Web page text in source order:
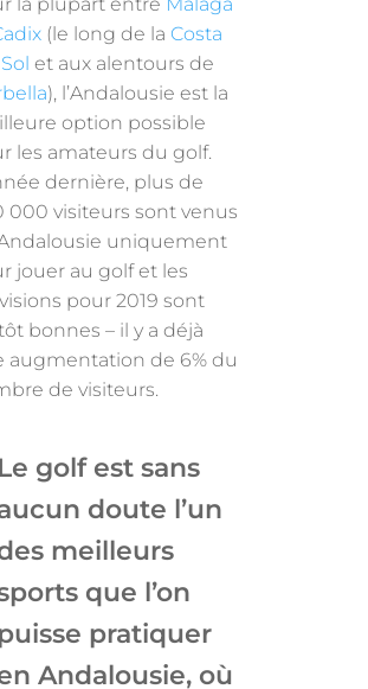
(le long de la Costa
et aux alentours de
), l’Andalousie est la
option possible
les amateurs du golf.
dernière, plus de
000 visiteurs sont venus
uniquement
jouer au golf et les
pour 2019 sont
bonnes – il y a déjà
augmentation de 6% du
de visiteurs.
Le golf est sans
doute l’un
meilleurs
que l’on
pratiquer
Andalousie, où